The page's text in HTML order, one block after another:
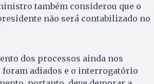
também considerou que o
não será contabilizado no
dos processos ainda nos
adiados e o interrogatório